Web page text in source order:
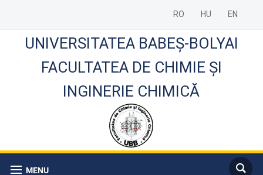
RO HU EN
UNIVERSITATEA BABEȘ-BOLYAI
FACULTATEA DE CHIMIE ȘI
INGINERIE CHIMICĂ
MENU